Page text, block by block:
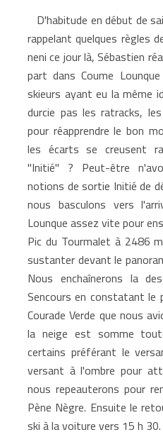
D'habitude en début de
rappelant quelques règles
neni ce jour là, Sébastien
part dans Coume
skieurs ayant eu la même
durcie pas les ratracks,
pour réapprendre le bon
les écarts se creusent
"Initié" ? Peut-être
notions de sortie Initié de
nous basculons vers
Lounque assez vite pour
Pic du Tourmalet à 2486
sustanter devant le
Nous enchaînerons la
Sencours en constatant le
Courade Verde que nous
la neige est somme
certains préférant le
versant à l'ombre pour
nous repeauterons pour
Pène Nègre. Ensuite le
ski à la voiture vers 15 h 30.